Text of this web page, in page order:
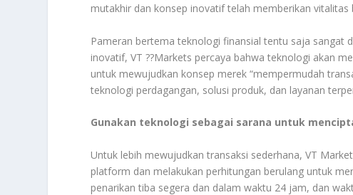
mutakhir dan konsep inovatif telah memberikan vitalitas
Pameran bertema teknologi finansial tentu saja sangat
inovatif, VT ??Markets percaya bahwa teknologi akan
untuk mewujudkan konsep merek “mempermudah
teknologi perdagangan, solusi produk, dan layanan
Gunakan teknologi sebagai sarana untuk
Untuk lebih mewujudkan transaksi sederhana, VT
platform dan melakukan perhitungan berulang untuk
penarikan tiba segera dan dalam waktu 24 jam, dan